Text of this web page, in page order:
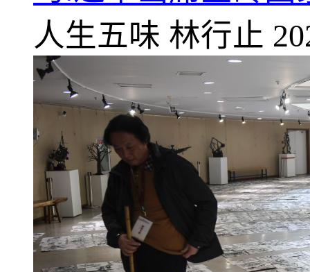
人生五味 林行止